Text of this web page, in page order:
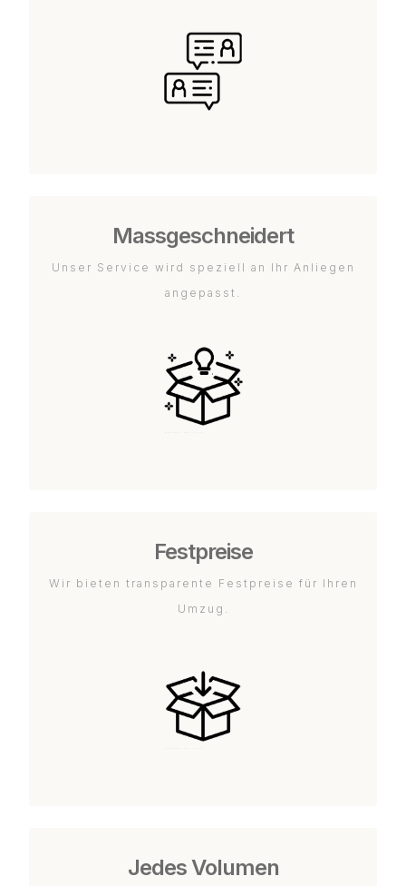
Massgeschneidert
Unser Service wird speziell an Ihr Anliegen
angepasst.
Festpreise
Wir bieten transparente Festpreise für Ihren
Umzug.
Jedes Volumen